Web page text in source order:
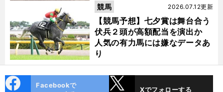
【競馬予想】七夕賞は舞台合う
伏兵２頭が高額配当を演出か
人気の有力馬には嫌なデータあ
り
2026.07.12更新
競馬
Facebookで
Xでフォローする